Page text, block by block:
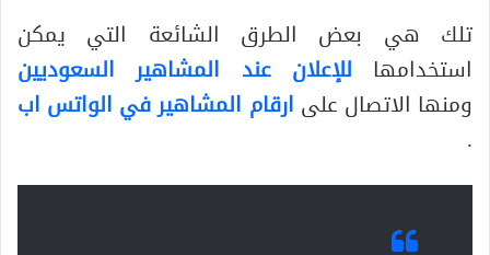
تلك هي بعض الطرق الشائعة التي يمكن
استخدامها للإعلان عند المشاهير السعوديين
ومنها الاتصال على ارقام المشاهير في الواتس اب
.